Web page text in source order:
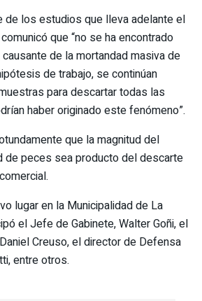
de los estudios que lleva adelante el
que “no se ha encontrado
de la mortandad masiva de
de trabajo, se continúan
para descartar todas las
haber originado este fenómeno”.
que la magnitud del
de peces sea producto del descarte
lugar en la Municipalidad de La
el Jefe de Gabinete, Walter Goñi, el
Creuso, el director de Defensa
entre otros.